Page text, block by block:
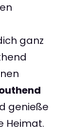
ganz
genieße
Heimat.